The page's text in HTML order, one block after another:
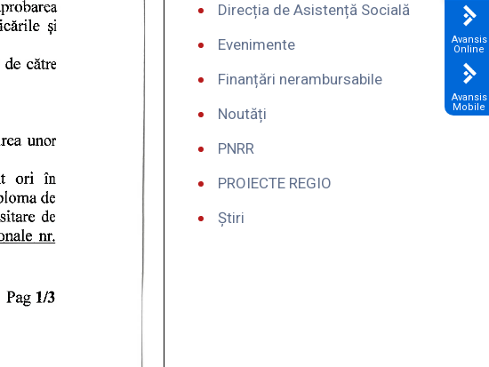
Direcția de Asistență Socială
Evenimente
Finanțări nerambursabile
Noutăți
PNRR
PROIECTE REGIO
Știri
Avansis
Online
Avansis
Mobile